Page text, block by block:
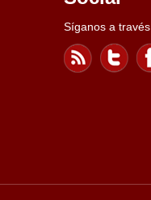
Síganos a